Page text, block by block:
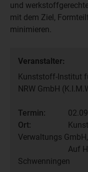
und
mit dem Ziel,
minimieren.
Veranstalter:
Kunststoff-Institut
NRW GmbH
Termin:
Ort:
Verwaltungs
Auf
Schwenningen